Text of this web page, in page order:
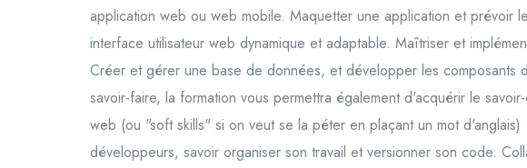
application web ou web mobile. Maquetter une application et prévoir
interface utilisateur web dynamique et adaptable. Maîtriser et
Créer et gérer une base de données, et développer les composants
savoir-faire, la formation vous permettra également d'acquérir le
web (ou "soft skills" si on veut se la péter en plaçant un mot
développeurs, savoir organiser son travail et versionner son code.